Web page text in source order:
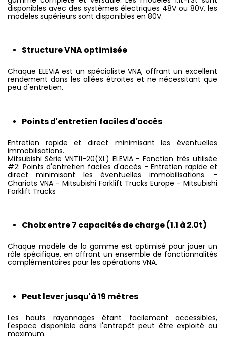
disponibles avec des systèmes électriques 48V ou 80V, les
modèles supérieurs sont disponibles en 80V.
Structure VNA optimisée
Chaque ELEViA est un spécialiste VNA, offrant un excellent
rendement dans les allées étroites et ne nécessitant que
peu d'entretien.
Points d'entretien faciles d'accès
Entretien rapide et direct minimisant les éventuelles
immobilisations.
Mitsubishi Série VNT11-20(XL) ELEVIA - Fonction très utilisée
#2: Points d'entretien faciles d'accès - Entretien rapide et
direct minimisant les éventuelles immobilisations. -
Chariots VNA - Mitsubishi Forklift Trucks Europe - Mitsubishi
Forklift Trucks
Choix entre 7 capacités de charge (1.1 à 2.0t)
Chaque modèle de la gamme est optimisé pour jouer un
rôle spécifique, en offrant un ensemble de fonctionnalités
complémentaires pour les opérations VNA.
Peut lever jusqu'à 19 mètres
Les hauts rayonnages étant facilement accessibles,
l'espace disponible dans l'entrepôt peut être exploité au
maximum.